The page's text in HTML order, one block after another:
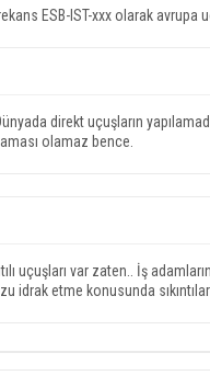
ESB-IST-xxx olarak avrupa
direkt uçuşların
olamaz bence.
uçuşları var zaten.. İş
idrak etme konusunda sıkıntılar